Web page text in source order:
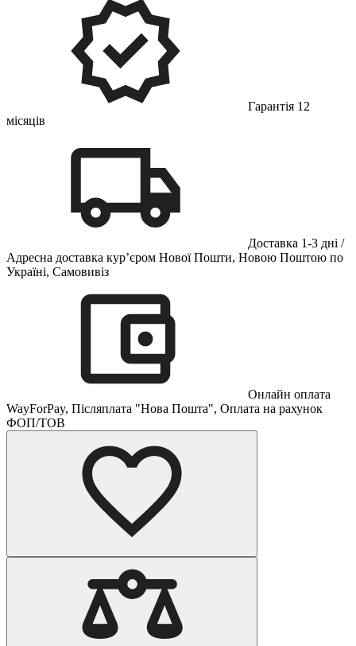
Гарантія 12
місяців
Доставка 1-3 дні /
Адресна доставка кур’єром Нової Пошти, Новою Поштою по
Україні, Самовивіз
Онлайн оплата
WayForPay, Післяплата "Нова Пошта", Оплата на рахунок
ФОП/ТОВ